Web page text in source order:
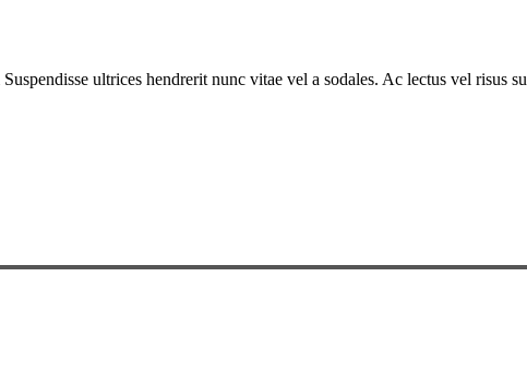
ultrices hendrerit nunc vitae vel a sodales. Ac lectus vel risus